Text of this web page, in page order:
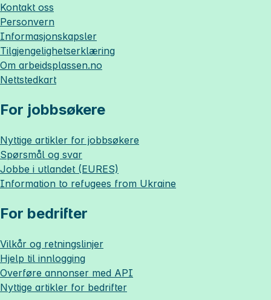
Kontakt oss
Personvern
Informasjonskapsler
Tilgjengelighetserklæring
Om arbeidsplassen.no
Nettstedkart
For jobbsøkere
Nyttige artikler for jobbsøkere
Spørsmål og svar
Jobbe i utlandet (EURES)
Information to refugees from Ukraine
For bedrifter
Vilkår og retningslinjer
Hjelp til innlogging
Overføre annonser med API
Nyttige artikler for bedrifter